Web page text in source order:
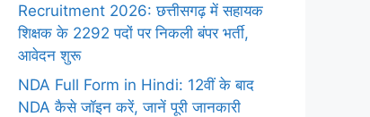
Recruitment 2026: छत्तीसगढ़ में सहायक
शिक्षक के 2292 पदों पर निकली बंपर भर्ती,
आवेदन शुरू
NDA Full Form in Hindi: 12वीं के बाद
NDA कैसे जॉइन करें, जानें पूरी जानकारी